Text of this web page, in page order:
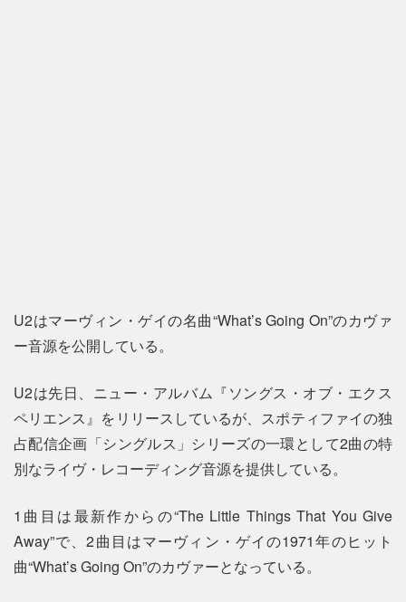
U2はマーヴィン・ゲイの名曲“What’s Going On”のカヴァ
ー音源を公開している。
U2は先日、ニュー・アルバム『ソングス・オブ・エクス
ペリエンス』をリリースしているが、スポティファイの独
占配信企画「シングルス」シリーズの一環として2曲の特
別なライヴ・レコーディング音源を提供している。
1曲目は最新作からの“The Little Things That You Give
Away”で、2曲目はマーヴィン・ゲイの1971年のヒット
曲“What’s Going On”のカヴァーとなっている。